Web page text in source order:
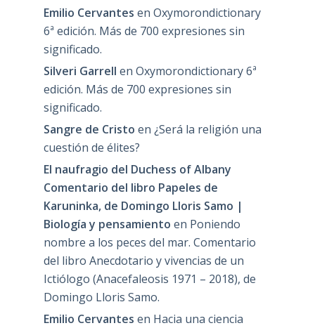
Emilio Cervantes en Oxymorondictionary
6ª edición. Más de 700 expresiones sin
significado.
Silveri Garrell en Oxymorondictionary 6ª
edición. Más de 700 expresiones sin
significado.
Sangre de Cristo en ¿Será la religión una
cuestión de élites?
El naufragio del Duchess of Albany
Comentario del libro Papeles de
Karuninka, de Domingo Lloris Samo |
Biología y pensamiento en Poniendo
nombre a los peces del mar. Comentario
del libro Anecdotario y vivencias de un
Ictiólogo (Anacefaleosis 1971 – 2018), de
Domingo Lloris Samo.
Emilio Cervantes en Hacia una ciencia